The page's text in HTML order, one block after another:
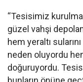
“Tesisimiz
güzel vahşi
hem yeraltı
neden oluyordu
doğuruyordu.